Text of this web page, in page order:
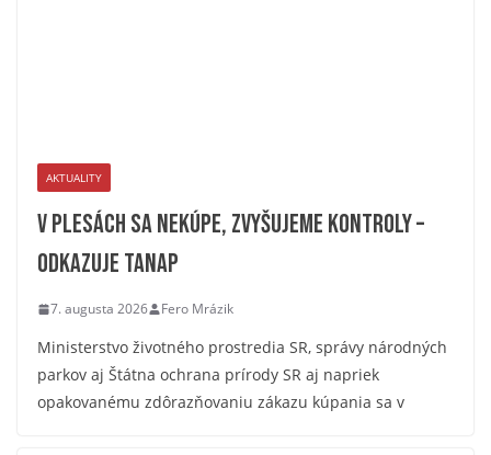
AKTUALITY
V plesách sa nekúpe, zvyšujeme kontroly –
odkazuje TANAP
7. augusta 2026 Fero Mrázik
Ministerstvo životného prostredia SR, správy národných
parkov aj Štátna ochrana prírody SR aj napriek
opakovanému zdôrazňovaniu zákazu kúpania sa v